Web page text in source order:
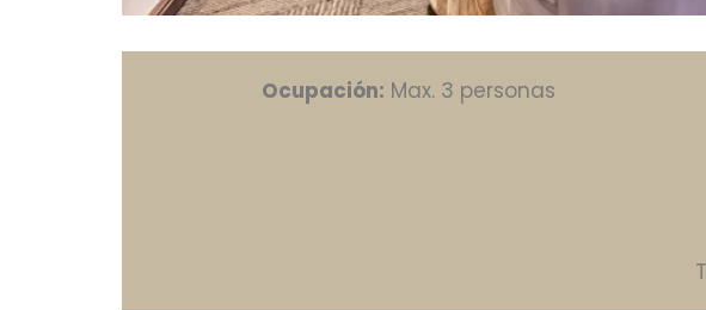
Ocupación: Max. 3 personas